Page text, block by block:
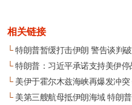
相关链接
└特朗普暂缓打击伊朗 警告谈判
└特朗普：习近平承诺支持美伊
└美伊于霍尔木兹海峡再爆发冲突
└美第三艘航母抵伊朗海域 特朗